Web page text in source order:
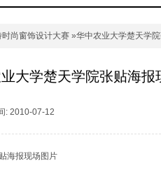
时尚窗饰设计大赛 »华中农业大学楚天学
大学楚天学院张贴海报
: 2010-07-12
海报现场图片